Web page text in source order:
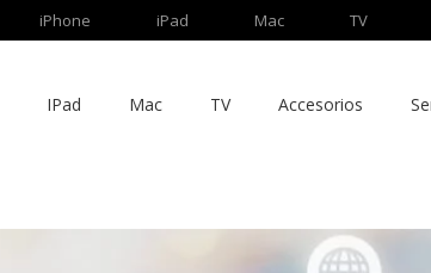
iPhone iPad Mac TV
IPad Mac TV Accesorios